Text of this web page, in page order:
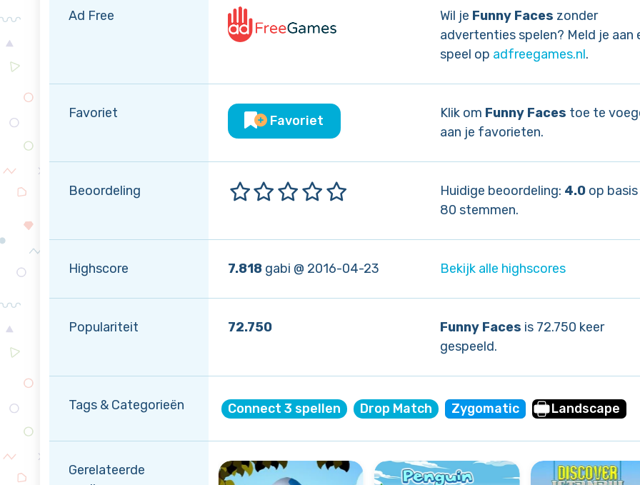
Ad Free Wil je Funny Faces zonder
advertenties spelen? Meld je aan
speel op adfreegames.nl.
Favoriet
Favoriet
Klik om Funny Faces toe te
aan je favorieten.
Beoordeling Huidige beoordeling: 4.0op basis
80 stemmen.
Highscore 7.818gabi @ 2016-04-23 Bekijk alle highscores
Populariteit 72.750 Funny Faces is 72.750 keer
gespeeld.
Tags & Categorieën Connect 3 spellen Drop Match Zygomatic Landscape
Gerelateerde